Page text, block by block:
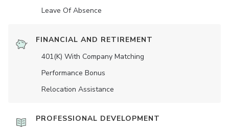
Leave Of Absence
FINANCIAL AND RETIREMENT
401(K) With Company Matching
Performance Bonus
Relocation Assistance
PROFESSIONAL DEVELOPMENT